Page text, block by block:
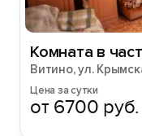
Комната в
Витино, ул.
Цена за сутки
от 6700 руб.